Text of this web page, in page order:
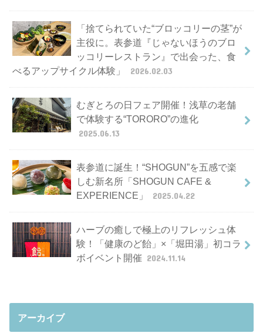
「捨てられていた“ブロッコリーの茎”が
主役に。表参道『じゃないほうのブロ
ッコリーレストラン』で出会った、食
べるアップサイクル体験」
2026.02.03
むぎとろの日フェア開催！浅草の老舗
で体験する“TORORO”の進化
2025.06.13
表参道に誕生！“SHOGUN”を五感で楽
しむ新名所「SHOGUN CAFE &
EXPERIENCE」
2025.04.22
ハーブの癒しで極上のリフレッシュ体
験！「健康のど飴」×「堀田湯」初コラ
ボイベント開催 2024.11.14
アーカイブ